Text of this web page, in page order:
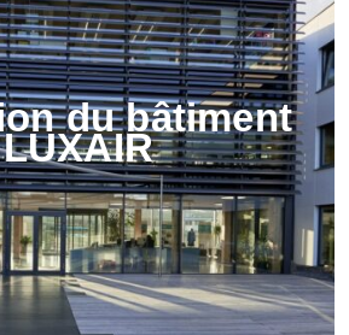
du bâtiment
LUXAIR